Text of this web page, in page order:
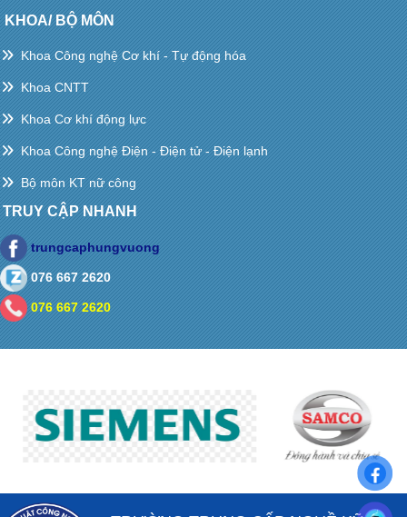
KHOA/ BỘ MÔN
Khoa Công nghệ Cơ khí - Tự động hóa
Khoa CNTT
Khoa Cơ khí động lực
Khoa Công nghệ Điện - Điện tử - Điện lạnh
Bộ môn KT nữ công
TRUY CẬP NHANH
trungcaphungvuong
076 667 2620
076 667 2620